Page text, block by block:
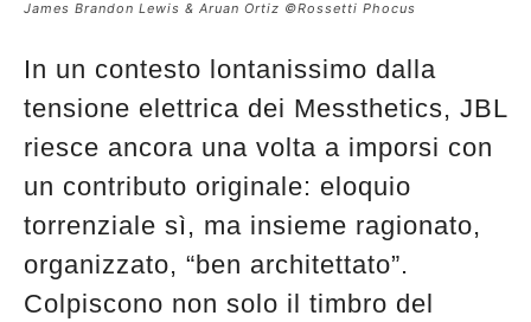
James Brandon Lewis & Aruan Ortiz ©Rossetti Phocus
In un contesto lontanissimo dalla
tensione elettrica dei Messthetics, JBL
riesce ancora una volta a imporsi con
un contributo originale: eloquio
torrenziale sì, ma insieme ragionato,
organizzato, “ben architettato”.
Colpiscono non solo il timbro del